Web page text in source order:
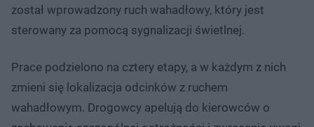
został wprowadzony ruch wahadłowy, który jest
sterowany za pomocą sygnalizacji świetlnej.
Prace podzielono na cztery etapy, a w każdym z nich
zmieni się lokalizacja odcinków z ruchem
wahadłowym. Drogowcy apelują do kierowców o